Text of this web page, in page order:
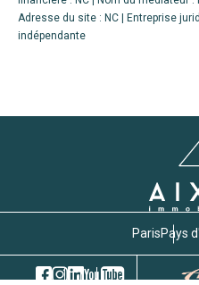
Adresse du site : NC |
Entreprise
indépendante
ParisPays